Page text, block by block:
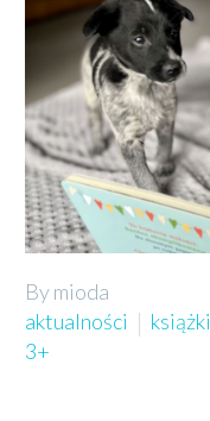
By mioda
aktualności
książki
3+